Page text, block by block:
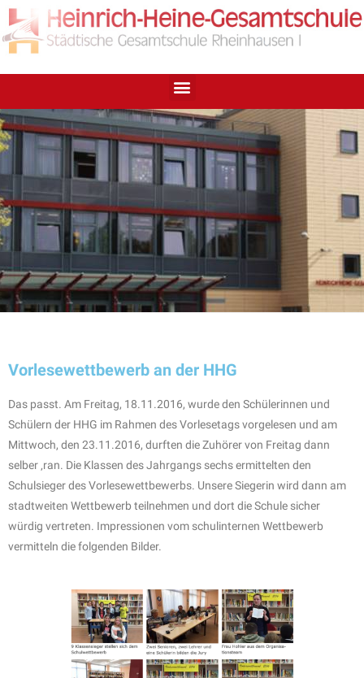
Vorlesewettbewerb an der HHG
Das passt. Am Freitag, 18.11.2016, wurde den Schülerinnen und
Schülern der HHG im Rahmen des Vorlesetags vorgelesen und am
Mittwoch, den 23.11.2016, durften die Zuhörer von Freitag dann
selber ‚ran. Die Klassen des Jahrgangs sechs ermittelten den
Schulsieger des Vorlesewettbewerbs. Unsere Siegerin wird dann am
stadtweiten Wettbewerb teilnehmen und dort die Schule sicher
würdig vertreten. Impressionen vom schulinternen Wettbewerb
vermitteln die folgenden Bilder.